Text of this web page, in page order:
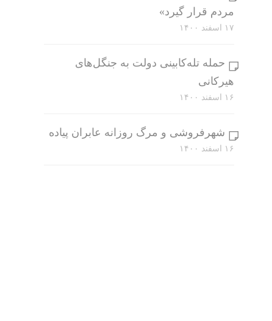
مردم قرار گیرد»
۱۷ اسفند ۱۴۰۰
حمله تله‌کابینی دولت به جنگل‌های
هیرکانی
۱۶ اسفند ۱۴۰۰
شهرفروشی و مرگ روزانه عابران پیاده
۱۶ اسفند ۱۴۰۰